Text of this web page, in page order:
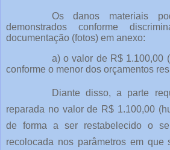
Os danos materiais
demonstrados conforme
documentação (fotos) em anexo:
a) o valor de R$ 1.100,00
conforme o menor dos orçamentos
Diante disso, a parte
reparada no valor de R$ 1.100,00
de forma a ser restabelecido o
recolocada nos parâmetros em que